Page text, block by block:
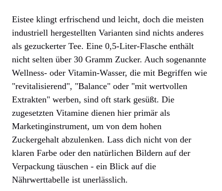
Eistee klingt erfrischend und leicht, doch die meisten
industriell hergestellten Varianten sind nichts anderes
als gezuckerter Tee. Eine 0,5-Liter-Flasche enthält
nicht selten über 30 Gramm Zucker. Auch sogenannte
Wellness- oder Vitamin-Wasser, die mit Begriffen wie
"revitalisierend", "Balance" oder "mit wertvollen
Extrakten" werben, sind oft stark gesüßt. Die
zugesetzten Vitamine dienen hier primär als
Marketinginstrument, um von dem hohen
Zuckergehalt abzulenken. Lass dich nicht von der
klaren Farbe oder den natürlichen Bildern auf der
Verpackung täuschen - ein Blick auf die
Nährwerttabelle ist unerlässlich.